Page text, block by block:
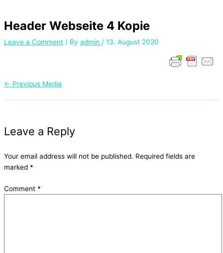
Header Webseite 4 Kopie
Leave a Comment / By admin / 13. August 2020
← Previous Media
Leave a Reply
Your email address will not be published. Required fields are
marked *
Comment *